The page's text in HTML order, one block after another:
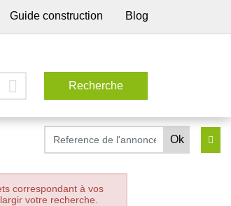
Guide construction Blog
correspondant à vos
votre recherche.